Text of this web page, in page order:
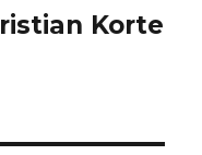
Korte